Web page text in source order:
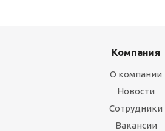
Компания
О компании
Новости
Сотрудники
Вакансии